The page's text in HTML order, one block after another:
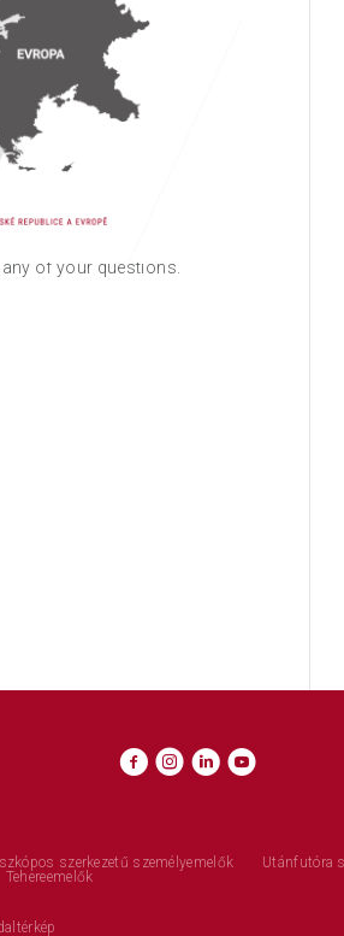
portal so called
to offer you more
to the country,
of your questions.
szerkezetű személyemelők Utánfutóra
Tehereemelők